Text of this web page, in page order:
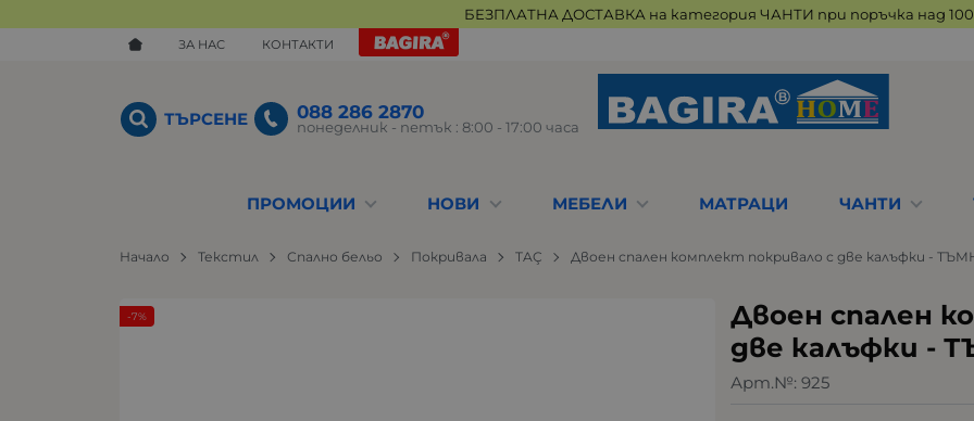
БЕЗПЛАТНА ДОСТАВКА на категория ЧАНТИ при поръчка над 100
ЗА НАС КОНТАКТИ
ТЪРСЕНЕ 088 286 2870
понеделник - петък : 8:00 - 17:00 часа
ПРОМОЦИИ НОВИ МЕБЕЛИ МАТРАЦИ ЧАНТИ
Начало Текстил Спално бельо Покривала TAÇ Двоен спален комплект покривало с две калъфки -
Двоен спален
две калъфки -
Арт.№: 925
-7%